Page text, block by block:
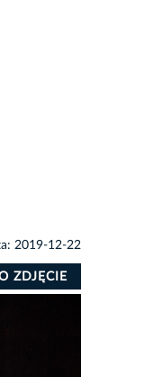
2019-12-22
ZDJĘCIE